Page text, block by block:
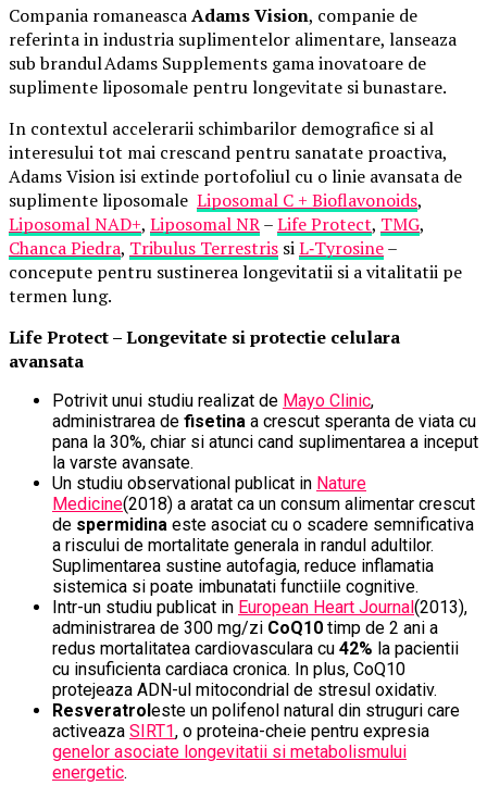
Compania romaneascaAdams Vision, companie de
referinta in industria suplimentelor alimentare, lanseaza
sub brandul Adams Supplements gama inovatoare de
suplimente liposomale pentru longevitate si bunastare.
In contextul accelerarii schimbarilor demografice si al
interesului tot mai crescand pentru sanatate proactiva,
Adams Vision isi extinde portofoliul cu o linie avansata de
suplimente liposomale Liposomal C + Bioflavonoids,
Liposomal NAD+, Liposomal NR–Life Protect, TMG,
Chanca Piedra, Tribulus Terrestris siL‑Tyrosine–
concepute pentru sustinerea longevitatii si a vitalitatii pe
termen lung.
Life Protect – Longevitate si protectie celulara
avansata
Potrivit unui studiu realizat de Mayo Clinic,
administrarea de fisetina a crescut speranta de viata cu
pana la 30%, chiar si atunci cand suplimentarea a inceput
la varste avansate.
Un studiu observational publicat in Nature
Medicine(2018) a aratat ca un consum alimentar crescut
de spermidina este asociat cu o scadere semnificativa
a riscului de mortalitate generala in randul adultilor.
Suplimentarea sustine autofagia, reduce inflamatia
sistemica si poate imbunatati functiile cognitive.
Intr-un studiu publicat in European Heart Journal(2013),
administrarea de 300 mg/zi CoQ10 timp de 2 ani a
redus mortalitatea cardiovasculara cu 42% la pacientii
cu insuficienta cardiaca cronica. In plus, CoQ10
protejeaza ADN-ul mitocondrial de stresul oxidativ.
Resveratroleste un polifenol natural din struguri care
activeaza SIRT1, o proteina-cheie pentru expresia
genelor asociate longevitatii si metabolismului
energetic.